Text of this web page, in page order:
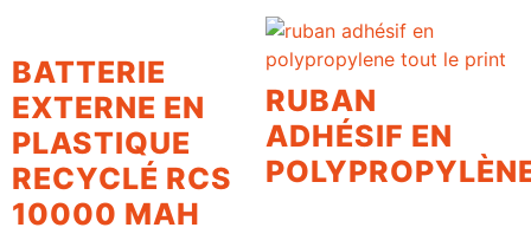
BATTERIE
EXTERNE EN
PLASTIQUE
RECYCLÉ RCS
10000 MAH
RUBAN
ADHÉSIF EN